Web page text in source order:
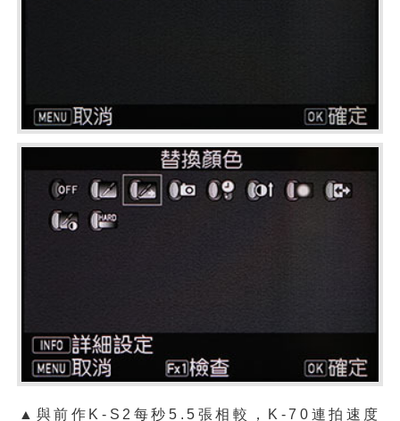
▲與前作K-S2每秒5.5張相較，K-70連拍速度